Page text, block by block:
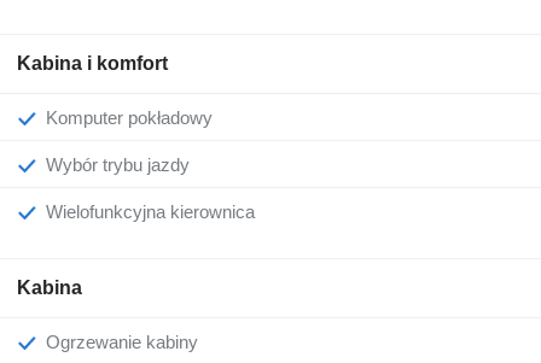
Kabina i komfort
Komputer pokładowy
Wybór trybu jazdy
Wielofunkcyjna kierownica
Kabina
Ogrzewanie kabiny